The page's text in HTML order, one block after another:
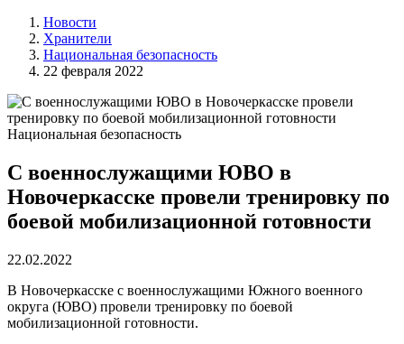
Новости
Хранители
Национальная безопасность
22 февраля 2022
Национальная безопасность
С военнослужащими ЮВО в
Новочеркасске провели тренировку по
боевой мобилизационной готовности
22.02.2022
В Новочеркасске с военнослужащими Южного военного
округа (ЮВО) провели тренировку по боевой
мобилизационной готовности.